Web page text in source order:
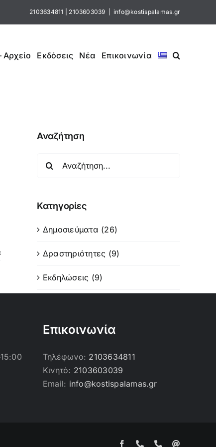
2103634811 2103603039 info@kostispalamas.gr
Αρχείο Εκδόσεις Νέα Επικοινωνία
Αναζήτηση
Κατηγορίες
Δημοσιεύματα (26)
Δραστηριότητες (9)
Εκδηλώσεις (9)
Επικοινωνία
Τηλέφωνο: 2103634811
Κινητό: 2103603039
Email: info@kostispalamas.gr
FacebookΤηλέφωνο
Τηλέφωνο